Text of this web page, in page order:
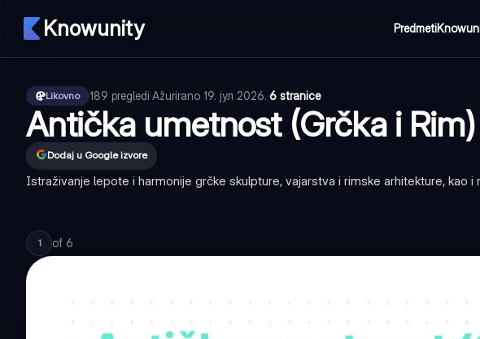
Knowunity Predmeti
Likovno 189 pregledi·Ažurirano 19. јул 2026.·6 stranice
Antička umetnost (Grčka i Rim)
Dodaj u Google izvore
Istraživanje lepote i harmonije grčke skulpture, vajarstva i rimske arhitekture, kao i
1 of 6